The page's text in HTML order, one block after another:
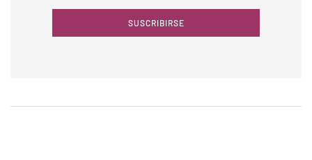
SUSCRIBIRSE